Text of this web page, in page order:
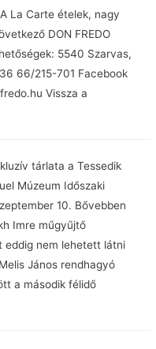
La Carte ételek, nagy
DON FREDO
5540 Szarvas,
66/215-701 Facebook
Vissza a
tárlata a Tessedik
Múzeum Időszaki
10. Bővebben
Imre műgyűjtő
eddig nem lehetett látni
János rendhagyó
a második félidő